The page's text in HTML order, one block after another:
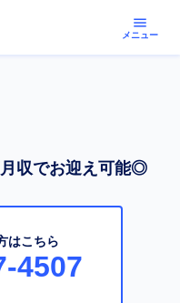
menu
メニュー
月収でお迎え可能◎
はこちら
4507